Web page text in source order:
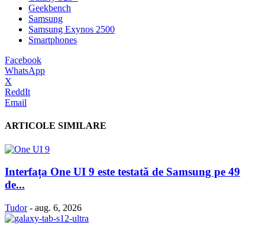
Geekbench
Samsung
Samsung Exynos 2500
Smartphones
Facebook
WhatsApp
X
ReddIt
Email
ARTICOLE SIMILARE
Interfața One UI 9 este testată de Samsung pe 49
de...
Tudor - aug. 6, 2026